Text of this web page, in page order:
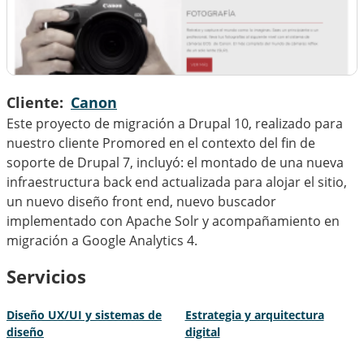
Cliente Canon
Este proyecto de migración a Drupal 10, realizado para
nuestro cliente Promored en el contexto del fin de
soporte de Drupal 7, incluyó: el montado de una nueva
infraestructura back end actualizada para alojar el sitio,
un nuevo diseño front end, nuevo buscador
implementado con Apache Solr y acompañamiento en
migración a Google Analytics 4.
Servicios
Diseño UX/UI y sistemas de
diseño
Estrategia y arquitectura
digital